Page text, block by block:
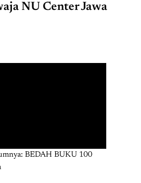
NU Center Jawa
BEDAH BUKU 100